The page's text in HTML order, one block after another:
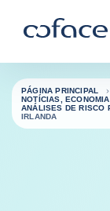
Voltar à página
PÁGINA PRINCIPAL
NOTÍCIAS,
ANÁLISES DE RISCO
IRLANDA